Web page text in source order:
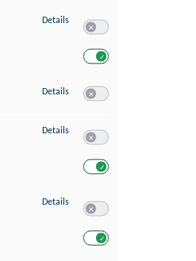
Details zu Messung der Werbeleistung
Details zu Messung der Performance
Details zu Analyse von Zielgruppen
Details zu Entwicklung und